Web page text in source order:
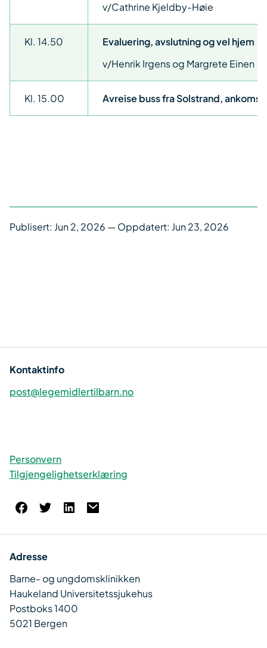
v/Cathrine Kjeldby-Høie
Kl. 14.50
Evaluering, avslutning og vel hjem
v/Henrik Irgens og Margrete Einen
Kl. 15.00 Avreise buss fra Solstrand, ankomst
Publisert: Jun 2, 2026 — Oppdatert: Jun 23, 2026
Kontaktinfo
post@legemidlertilbarn.no
Personvern
Tilgjengelighetserklæring
Adresse
Barne- og ungdomsklinikken
Haukeland Universitetssjukehus
Postboks 1400
5021 Bergen